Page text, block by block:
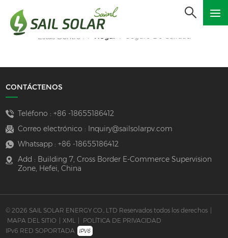
Estás Dentro : Hogar Seguro De Calidad
CONTÁCTENOS
Teléfono : +86 -18655186412
Correo electrónico :
Inquiry@sailsolarpv.com
Whatsapp : +86 -18655186412
Add : Building 7, Cross Border E-Commerce Supervision
Zone, Hefei, China
© 2026 SAIL SOLAR ENERGY CO., LTD Reservados todos los derechos |
MAPA DEL SITIO | XML | POLÍTICA DE PRIVACIDAD
IPv6 RED SOPORTADA